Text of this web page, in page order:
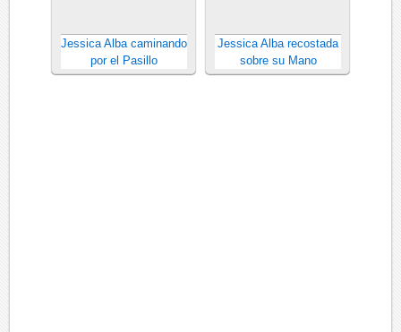
Jessica Alba caminando
por el Pasillo
Jessica Alba recostada
sobre su Mano